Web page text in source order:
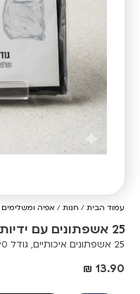
עמוד הבית / חנות / אפיה ומשלימים
25 אשפתונים עם ידיות
25 אשפתונים איכותיים, גודל 75/90, עם ידיות
₪ 13.90